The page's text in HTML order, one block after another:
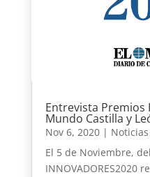
Entrevista Premios
Mundo Castilla y
Nov 6, 2020| Noticias
El 5 de Noviembre,
INNOVADORES2020